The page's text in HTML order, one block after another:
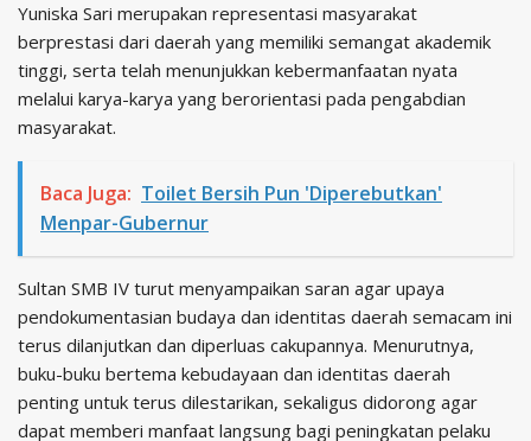
Yuniska Sari merupakan representasi masyarakat
berprestasi dari daerah yang memiliki semangat akademik
tinggi, serta telah menunjukkan kebermanfaatan nyata
melalui karya-karya yang berorientasi pada pengabdian
masyarakat.
Baca Juga: Toilet Bersih Pun 'Diperebutkan'
Menpar-Gubernur
Sultan SMB IV turut menyampaikan saran agar upaya
pendokumentasian budaya dan identitas daerah semacam ini
terus dilanjutkan dan diperluas cakupannya. Menurutnya,
buku-buku bertema kebudayaan dan identitas daerah
penting untuk terus dilestarikan, sekaligus didorong agar
dapat memberi manfaat langsung bagi peningkatan pelaku